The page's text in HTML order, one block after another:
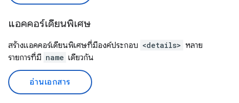
แอคคอร์เดียนพิเศษ
สร้างแอคคอร์เดียนพิเศษที่มีองค์ประกอบ <details> หลาย
รายการที่มี name เดียวกัน
อ่านเอกสาร